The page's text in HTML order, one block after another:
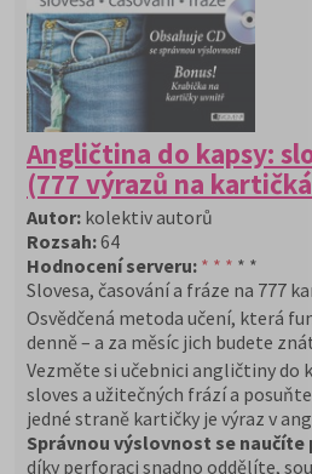
Angličtina do kapsy:
(777 výrazů na
Autor: kolektiv autorů
Rozsah:64
Hodnocení serveru: * * * * *
Slovesa, časování a fráze na 777
Osvědčená metoda učení, která
denně – a za měsíc jich budete
Vezměte si učebnici angličtiny do
sloves a užitečných frází a
jedné straně kartičky je výraz v
Správnou výslovnost se naučíte
díky perforaci snadno oddělíte,